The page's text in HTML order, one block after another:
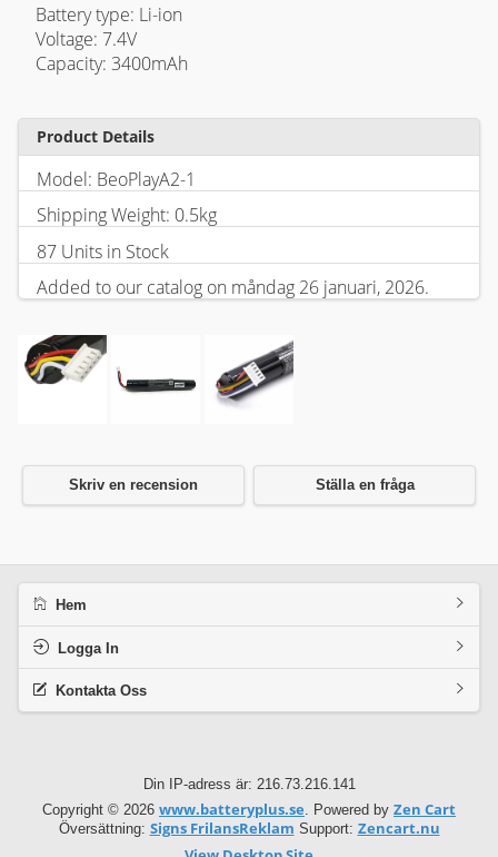
Battery type: Li-ion
Voltage: 7.4V
Capacity: 3400mAh
Product Details
Model: BeoPlayA2-1
Shipping Weight: 0.5kg
87 Units in Stock
Added to our catalog on måndag 26 januari, 2026.
Skriv en recension Ställa en fråga
Hem
Logga In
Kontakta Oss
Din IP-adress är: 216.73.216.141
Copyright © 2026 www.batteryplus.se. Powered by Zen Cart
Översättning: Signs FrilansReklam Support: Zencart.nu